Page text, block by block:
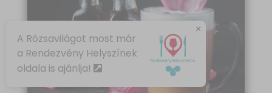
×
A Rózsavilágot most már
a Rendezvény Helyszínek
oldala is ajánlja!